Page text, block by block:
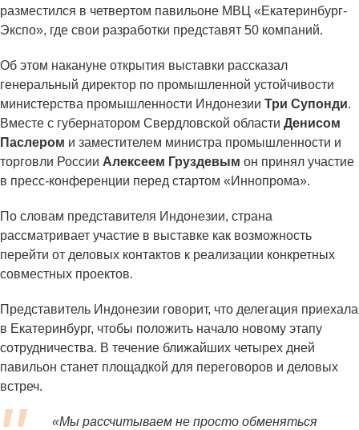
разместился в четвертом павильоне МВЦ «Екатеринбург-
Экспо», где свои разработки представят 50 компаний.
Об этом накануне открытия выставки рассказал
генеральный директор по промышленной устойчивости
министерства промышленности Индонезии Три Супонди.
Вместе с губернатором Свердловской области Денисом
Паслером и заместителем министра промышленности и
торговли России Алексеем Груздевым он принял участие
в пресс-конференции перед стартом «Иннопрома».
По словам представителя Индонезии, страна
рассматривает участие в выставке как возможность
перейти от деловых контактов к реализации конкретных
совместных проектов.
Представитель Индонезии говорит, что делегация приехала
в Екатеринбург, чтобы положить начало новому этапу
сотрудничества. В течение ближайших четырех дней
павильон станет площадкой для переговоров и деловых
встреч.
«Мы рассчитываем не просто обменяться